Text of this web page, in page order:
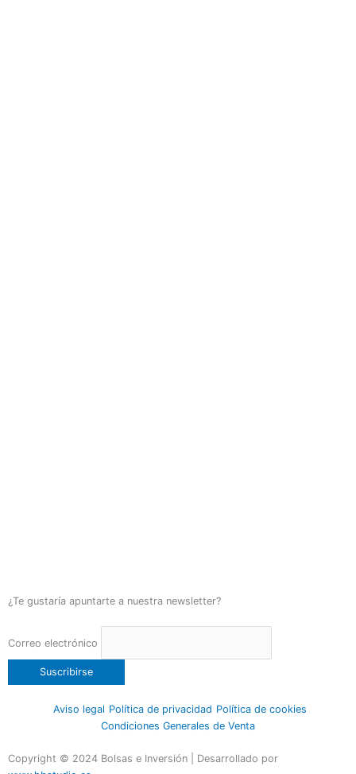
¿Te gustaría apuntarte a nuestra newsletter?
Correo electrónico
Aviso legal Política de privacidad Política de cookies
Condiciones Generales de Venta
Copyright © 2024 Bolsas e Inversión | Desarrollado por